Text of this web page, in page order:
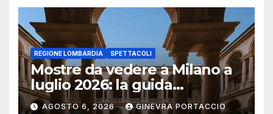
REGIONE LOMBARDIA SPETTACOLI
Mostre da vedere a Milano a
luglio 2026: la guida
aggiornata
AGOSTO 6, 2026 GINEVRA PORTACCIO